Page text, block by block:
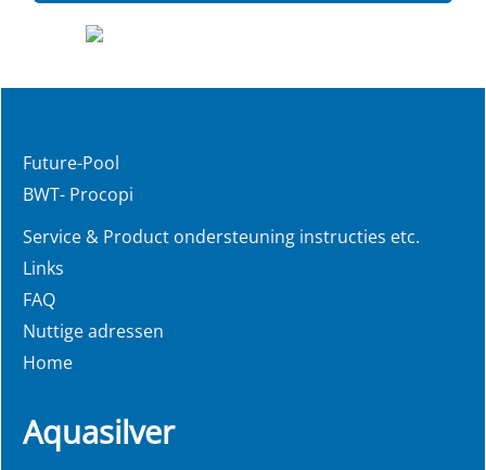
Future-Pool
BWT- Procopi
Service & Product ondersteuning instructies etc.
Links
FAQ
Nuttige adressen
Home
Aquasilver